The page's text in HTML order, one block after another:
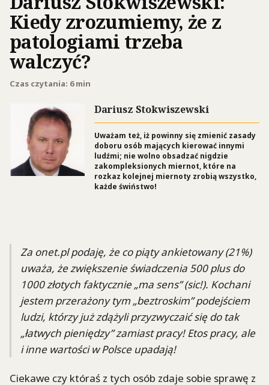
Kiedy zrozumiemy, że z
patologiami trzeba
walczyć?
Czas czytania: 6 min
Dariusz Stokwiszewski
Uważam też, iż powinny się zmienić zasady
doboru osób mających kierować innymi
ludźmi; nie wolno obsadzać nigdzie
zakompleksionych miernot, które na
rozkaz kolejnej miernoty zrobią wszystko,
każde świństwo!
Za onet.pl podaję, że co piąty ankietowany (21%)
uważa, że zwiększenie świadczenia 500 plus do
1000 złotych faktycznie „ma sens” (sic!). Kochani
jestem przerażony tym „beztroskim” podejściem
ludzi, którzy już zdążyli przyzwyczaić się do tak
„łatwych pieniędzy” zamiast pracy! Etos pracy, ale
i inne wartości w Polsce upadają!
Ciekawe czy któraś z tych osób zdaje sobie sprawę z